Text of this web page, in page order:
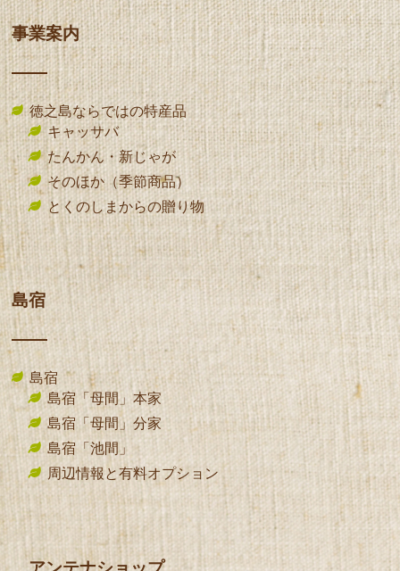
事業案内
徳之島ならではの特産品
キャッサバ
たんかん・新じゃが
そのほか（季節商品）
とくのしまからの贈り物
島宿
島宿
島宿「母間」本家
島宿「母間」分家
島宿「池間」
周辺情報と有料オプション